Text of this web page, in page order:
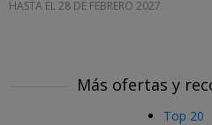
HASTA EL 28 DE FEBRERO 2027
Más ofertas y
Top 20